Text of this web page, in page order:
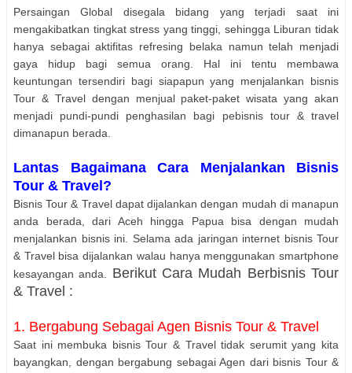
Persaingan Global disegala bidang yang terjadi saat ini
mengakibatkan tingkat stress yang tinggi, sehingga Liburan tidak
hanya sebagai aktifitas refresing belaka namun telah menjadi
gaya hidup bagi semua orang. Hal ini tentu membawa
keuntungan tersendiri bagi siapapun yang menjalankan bisnis
Tour & Travel dengan menjual paket-paket wisata yang akan
menjadi pundi-pundi penghasilan bagi pebisnis tour & travel
dimanapun berada.
Lantas Bagaimana Cara Menjalankan Bisnis
Tour & Travel?
Bisnis Tour & Travel dapat dijalankan dengan mudah di manapun
anda berada, dari Aceh hingga Papua bisa dengan mudah
menjalankan bisnis ini. Selama ada jaringan internet bisnis Tour
& Travel bisa dijalankan walau hanya menggunakan smartphone
kesayangan anda. Berikut Cara Mudah Berbisnis Tour
& Travel :
1. Bergabung Sebagai Agen Bisnis Tour & Travel
Saat ini membuka bisnis Tour & Travel tidak serumit yang kita
bayangkan, dengan bergabung sebagai Agen dari bisnis Tour &